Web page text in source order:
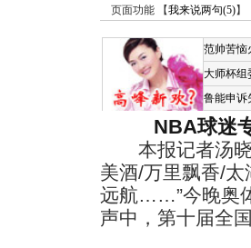
页面功能 【我来说两句(5)】
范帅苦恼
大师杯组
鲁能申诉
NBA球迷
本报记者汤晓
美酒/万里飘香/
远航……”今晚奥
声中，第十届全